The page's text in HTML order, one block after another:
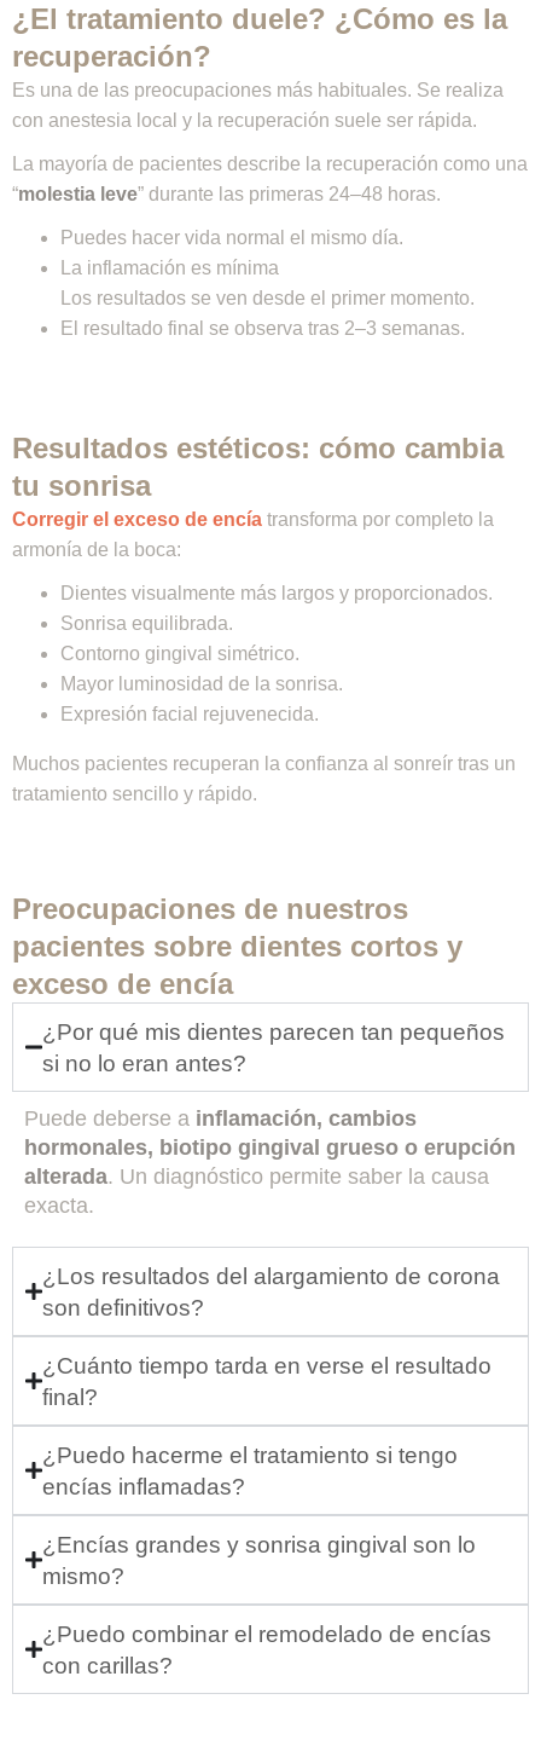
¿El tratamiento duele? ¿Cómo es la
recuperación?
Es una de las preocupaciones más habituales. Se realiza
con anestesia local y la recuperación suele ser rápida.
La mayoría de pacientes describe la recuperación como una
“molestia leve” durante las primeras 24–48 horas.
Puedes hacer vida normal el mismo día.
La inflamación es mínima
Los resultados se ven desde el primer momento.
El resultado final se observa tras 2–3 semanas.
Resultados estéticos: cómo cambia
tu sonrisa
Corregir el exceso de encía transforma por completo la
armonía de la boca:
Dientes visualmente más largos y proporcionados.
Sonrisa equilibrada.
Contorno gingival simétrico.
Mayor luminosidad de la sonrisa.
Expresión facial rejuvenecida.
Muchos pacientes recuperan la confianza al sonreír tras un
tratamiento sencillo y rápido.
Preocupaciones de nuestros
pacientes sobre dientes cortos y
exceso de encía
¿Por qué mis dientes parecen tan pequeños
si no lo eran antes?
Puede deberse a inflamación, cambios
hormonales, biotipo gingival grueso o erupción
alterada. Un diagnóstico permite saber la causa
exacta.
¿Los resultados del alargamiento de corona
son definitivos?
¿Cuánto tiempo tarda en verse el resultado
final?
¿Puedo hacerme el tratamiento si tengo
encías inflamadas?
¿Encías grandes y sonrisa gingival son lo
mismo?
¿Puedo combinar el remodelado de encías
con carillas?
Rellena esta información para continuar a WhatsApp
Debido a la publicidad fraudulenta difundida por cuentas
ofrecemos tratamientos dentales gratuitosni
subvencionados.
Gracias por su comprensión.